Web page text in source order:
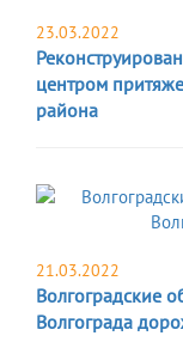
23.03.2022
центром
района
21.03.2022
Волгоградские
Волгограда